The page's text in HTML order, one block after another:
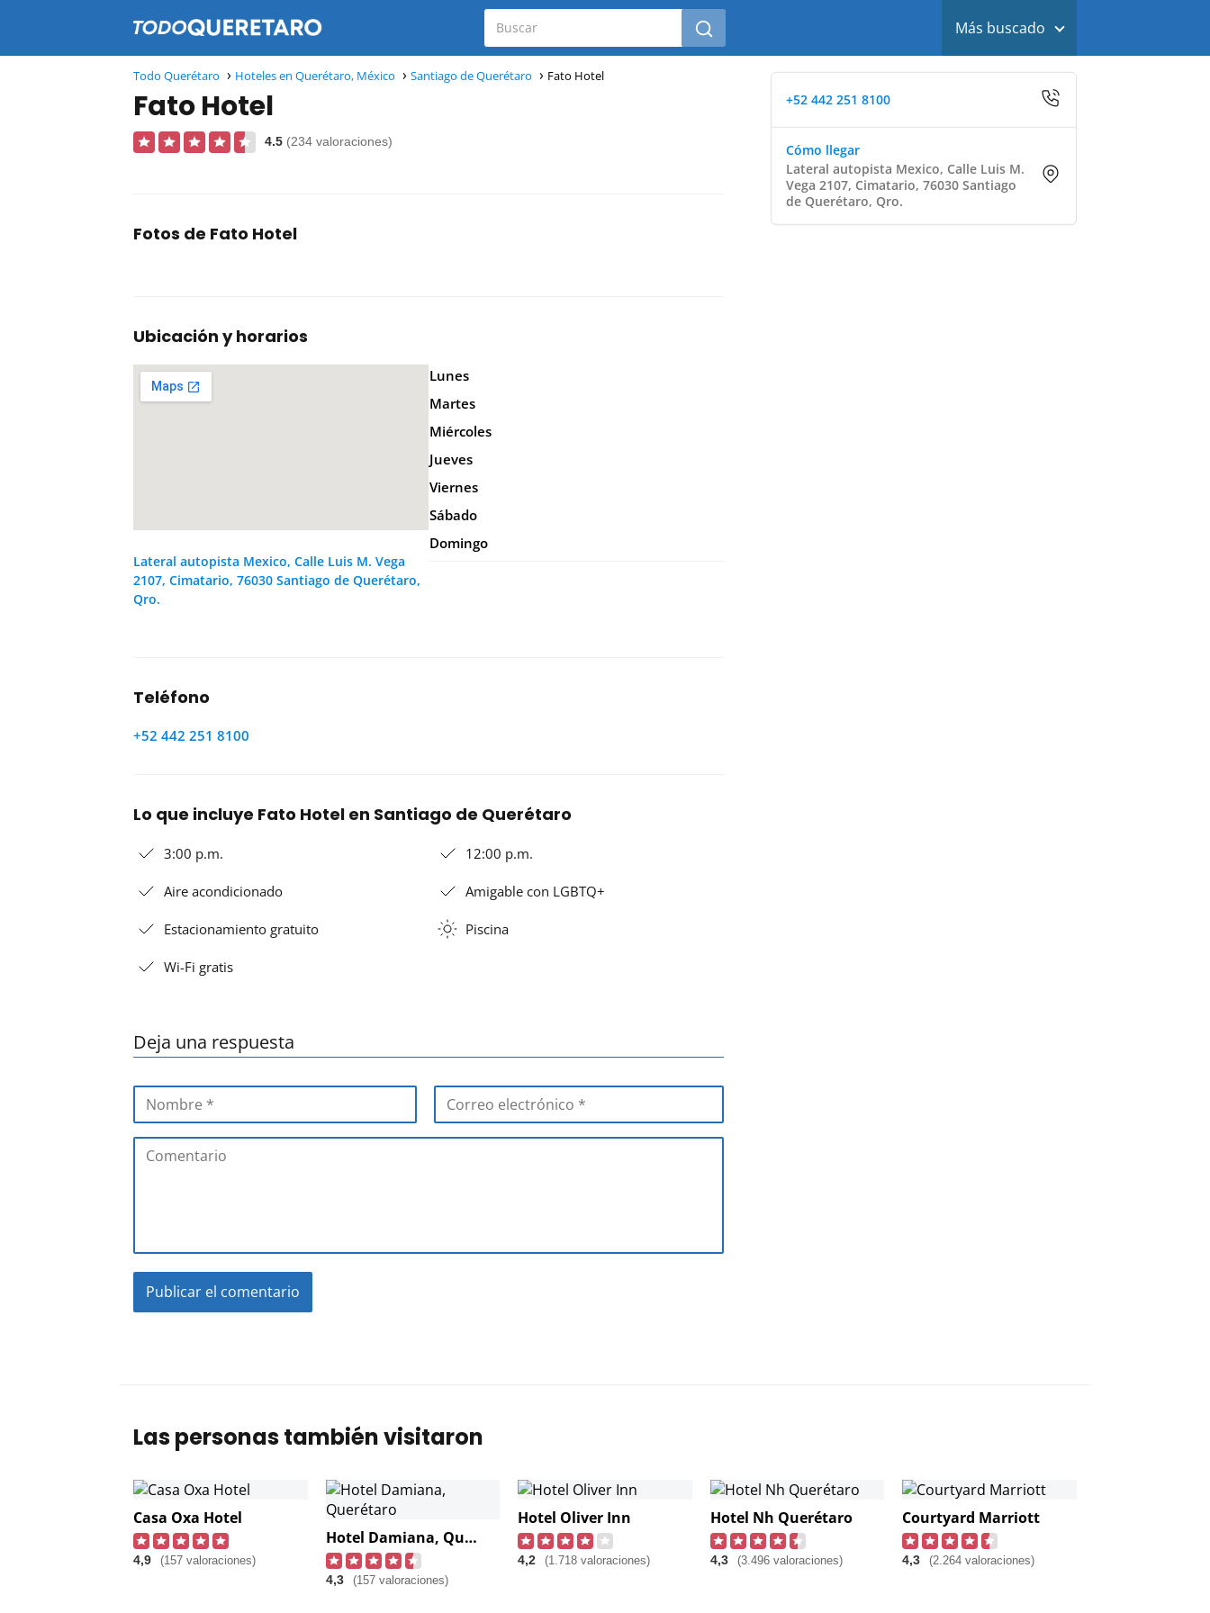
Más buscado
Todo Querétaro Hoteles en Querétaro, México Santiago de Querétaro Fato Hotel
Fato Hotel
4.5 (234 valoraciones)
Fotos de Fato Hotel
Ubicación y horarios
Lateral autopista Mexico, Calle Luis M. Vega
2107, Cimatario, 76030 Santiago de Querétaro,
Qro.
Lunes
Martes
Miércoles
Jueves
Viernes
Sábado
Domingo
Teléfono
+52 442 251 8100
Lo que incluye Fato Hotel en Santiago de Querétaro
3:00 p.m. 12:00 p.m.
Aire acondicionado Amigable con LGBTQ+
Estacionamiento gratuito Piscina
Wi-Fi gratis
Deja una respuesta
+52 442 251 8100
Cómo llegar
Lateral autopista Mexico, Calle Luis M.
Vega 2107, Cimatario, 76030 Santiago
de Querétaro, Qro.
Las personas también visitaron
Casa Oxa Hotel
4,9 (157 valoraciones)
Hotel Damiana, Querétaro
4,3 (157 valoraciones)
Hotel Oliver Inn
4,2 (1.718 valoraciones)
Hotel Nh Querétaro
4,3 (3.496 valoraciones)
Courtyard Marriott
4,3 (2.264 valoraciones)